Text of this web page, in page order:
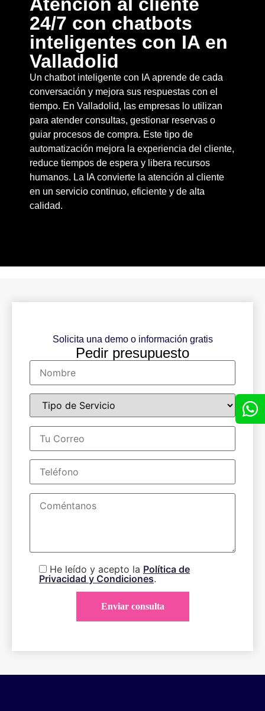
24/7 con chatbots
inteligentes con IA en
Valladolid
Un chatbot inteligente con IA aprende de cada
conversación y mejora sus respuestas con el
tiempo. En Valladolid, las empresas lo utilizan
para atender consultas, gestionar reservas o
guiar procesos de compra. Este tipo de
automatización mejora la experiencia del cliente,
reduce tiempos de espera y libera recursos
humanos. La IA convierte la atención al cliente
en un servicio continuo, eficiente y de alta
calidad.
Solicita una demo o información gratis
Pedir presupuesto
He leído y acepto la Política de
Privacidad y Condiciones.